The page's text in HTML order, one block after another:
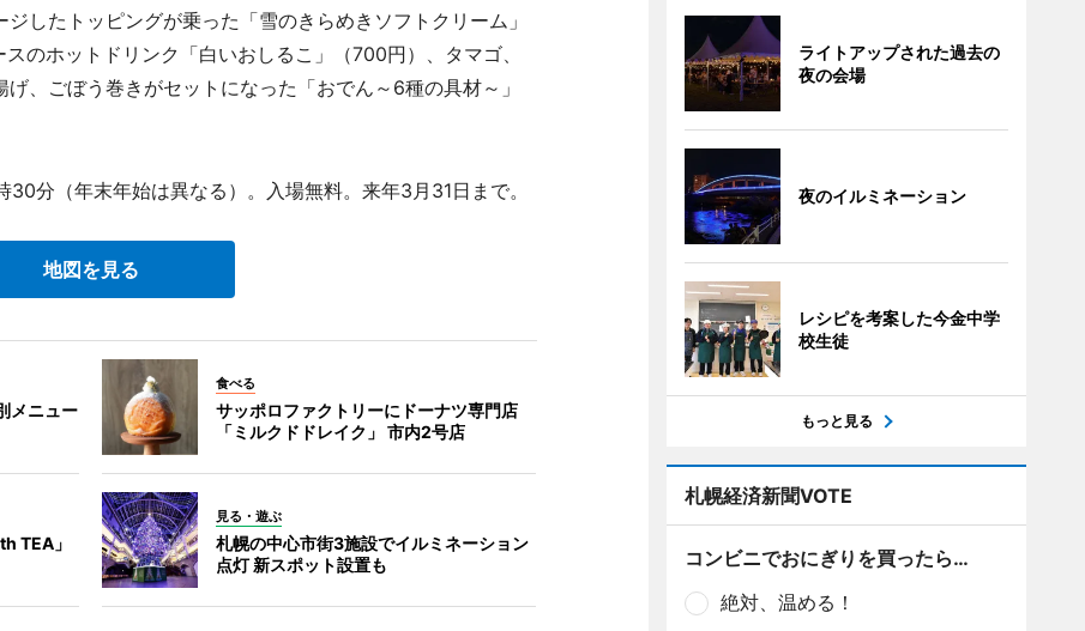
したトッピングが乗った「雪のきらめきソフトクリーム」
のホットドリンク「白いおしるこ」（700円）、タマゴ、
、ごぼう巻きがセットになった「おでん～6種の具材～」
分（年末年始は異なる）。入場無料。来年3月31日まで。
地図を見る
メニュー
食べる
サッポロファクトリーにドーナツ専門店
「ミルクドドレイク」 市内2号店
TEA」
見る・遊ぶ
札幌の中心市街3施設でイルミネーション
点灯 新スポット設置も
ライトアップされた過去の
夜の会場
夜のイルミネーション
レシピを考案した今金中学
校生徒
もっと見る
札幌経済新聞VOTE
コンビニでおにぎりを買ったら…
絶対、温める！